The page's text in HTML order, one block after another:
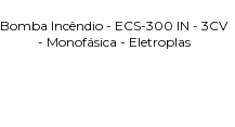
Bomba Incêndio - ECS-300 IN - 3CV
- Monofásica - Eletroplas